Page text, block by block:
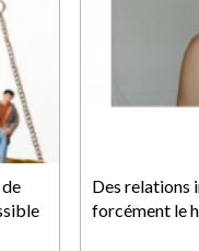
Des relations
forcément le